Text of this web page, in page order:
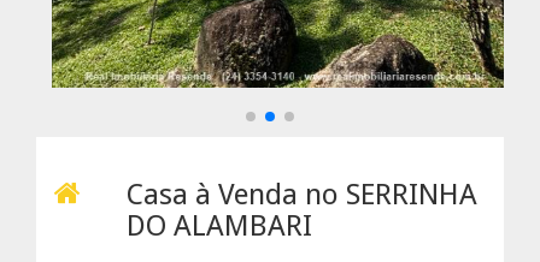
Casa à Venda no SERRINHA
DO ALAMBARI